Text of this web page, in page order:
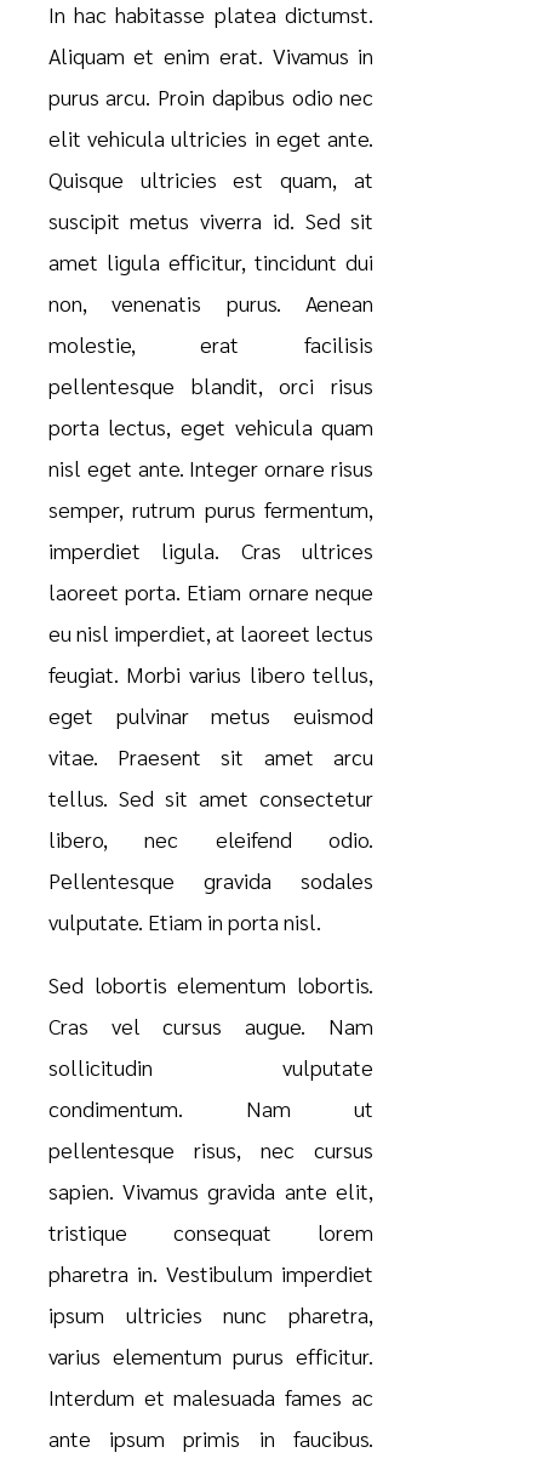
In hac habitasse platea dictumst.
Aliquam et enim erat. Vivamus in
purus arcu. Proin dapibus odio nec
elit vehicula ultricies in eget ante.
Quisque ultricies est quam, at
suscipit metus viverra id. Sed sit
amet ligula efficitur, tincidunt dui
non, venenatis purus. Aenean
molestie, erat facilisis
pellentesque blandit, orci risus
porta lectus, eget vehicula quam
nisl eget ante. Integer ornare risus
semper, rutrum purus fermentum,
imperdiet ligula. Cras ultrices
laoreet porta. Etiam ornare neque
eu nisl imperdiet, at laoreet lectus
feugiat. Morbi varius libero tellus,
eget pulvinar metus euismod
vitae. Praesent sit amet arcu
tellus. Sed sit amet consectetur
libero, nec eleifend odio.
Pellentesque gravida sodales
vulputate. Etiam in porta nisl.
Sed lobortis elementum lobortis.
Cras vel cursus augue. Nam
sollicitudin vulputate
condimentum. Nam ut
pellentesque risus, nec cursus
sapien. Vivamus gravida ante elit,
tristique consequat lorem
pharetra in. Vestibulum imperdiet
ipsum ultricies nunc pharetra,
varius elementum purus efficitur.
Interdum et malesuada fames ac
ante ipsum primis in faucibus.